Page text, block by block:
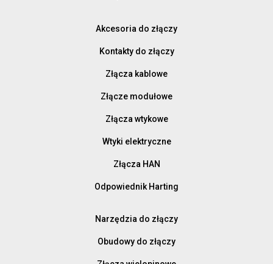
Akcesoria do złączy
Kontakty do złączy
Złącza kablowe
Złącze modułowe
Złącza wtykowe
Wtyki elektryczne
Złącza HAN
Odpowiednik Harting
Narzędzia do złączy
Obudowy do złączy